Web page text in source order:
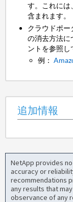
す。これには
含まれます。
クラウドポー
の消去方法に
ントを参照し
例：
追加情報
NetApp provides
accuracy or
recommendations
any results that
observance of any